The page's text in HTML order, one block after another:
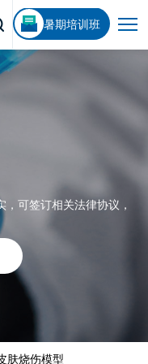
暑期培训班
可签订相关法律协议，
肤烧伤模型